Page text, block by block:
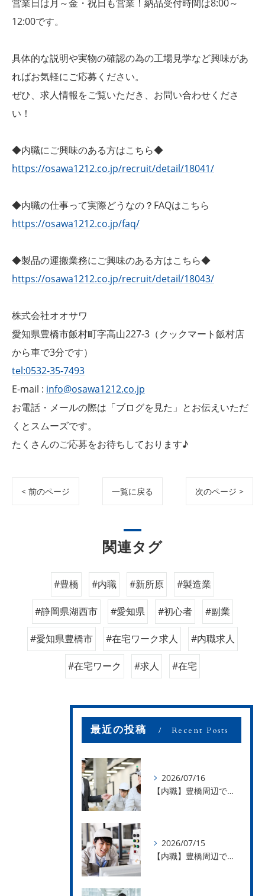
営業日は月～金・祝日も営業！納品受付時間は8:00～
12:00です。
具体的な説明や実物の確認の為の工場見学など興味があ
ればお気軽にご応募ください。
ぜひ、求人情報をご覧いただき、お問い合わせくださ
い！
◆内職にご興味のある方はこちら◆
https://osawa1212.co.jp/recruit/detail/18041/
◆内職の仕事って実際どうなの？FAQはこちら
https://osawa1212.co.jp/faq/
◆製品の運搬業務にご興味のある方はこちら◆
https://osawa1212.co.jp/recruit/detail/18043/
株式会社オオサワ
愛知県豊橋市飯村町字高山227-3（クックマート飯村店
から車で3分です）
tel:0532-35-7493
E-mail : info@osawa1212.co.jp
お電話・メールの際は「ブログを見た」とお伝えいただ
くとスムーズです。
たくさんのご応募をお待ちしております♪
< 前のページ 一覧に戻る 次のページ >
関連タグ
#豊橋 #内職 #新所原 #製造業
#静岡県湖西市 #愛知県 #初心者 #副業
#愛知県豊橋市 #在宅ワーク求人 #内職求人
#在宅ワーク #求人 #在宅
最近の投稿 Recent Posts
2026/07/16
【内職】豊橋周辺で内職のお仕事を探している方募集中！【お仕事の内容】
2026/07/15
【内職】豊橋周辺で内職のお仕事を探している方募集中！【急な学級閉鎖も安心】